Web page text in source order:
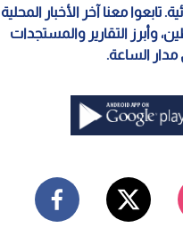
تابعوا معنا آخر الأخبار المحلية
وأبرز التقارير والمستجدات
مدار الساعة.